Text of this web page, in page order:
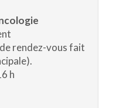
rendez-vous fait
h